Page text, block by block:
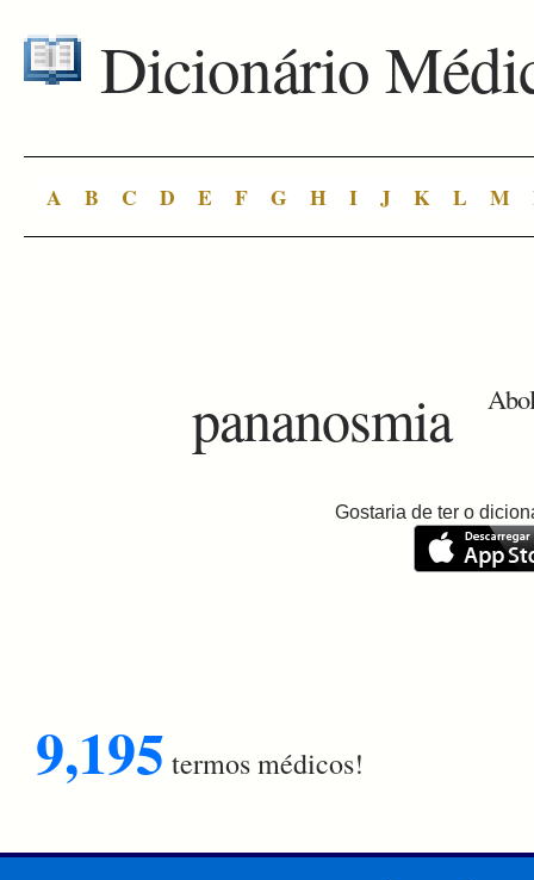
Dicionário
A B C D E F G H I J K L M
pananosmia
Gostaria de ter o
9,195 termos médicos!